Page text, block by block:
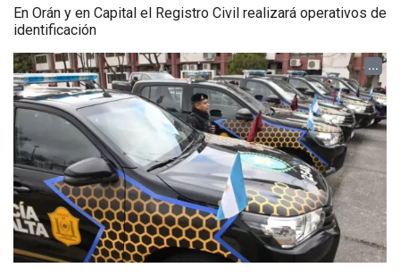
En Orán y en Capital el Registro Civil realizará operativos de
identificación
...